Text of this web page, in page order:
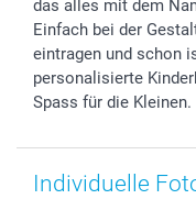
B2B smartbusiness
Widerrufsrecht
Geburt
Zu allen Anlässen
Sitemap
Status der Bestellung
smartfriends
smartgarantie
das alles mit dem
Einfach bei der
eintragen und schon
personalisierte
Spass für die Kleinen.
Individuelle